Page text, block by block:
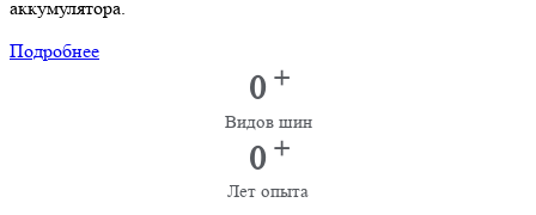
аккумулятора.
Подробнее
0 +
Видов шин
0 +
Лет опыта